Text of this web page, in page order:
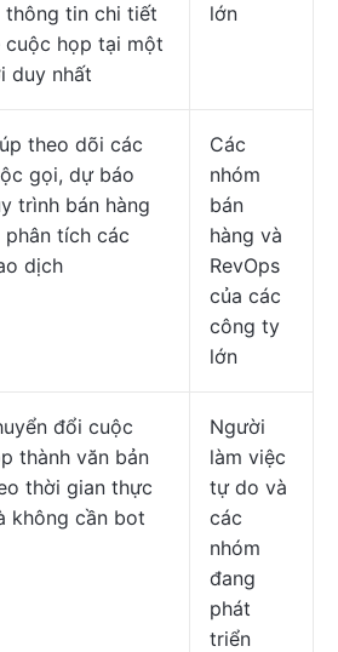
thông tin chi tiết
cuộc họp tại một
duy nhất
lớn
theo dõi các
gọi, dự báo
trình bán hàng
phân tích các
dịch
Các
nhóm
bán
hàng và
RevOps
của các
công ty
lớn
đổi cuộc
thành văn bản
thời gian thực
không cần bot
Người
làm việc
tự do và
các
nhóm
đang
phát
triển